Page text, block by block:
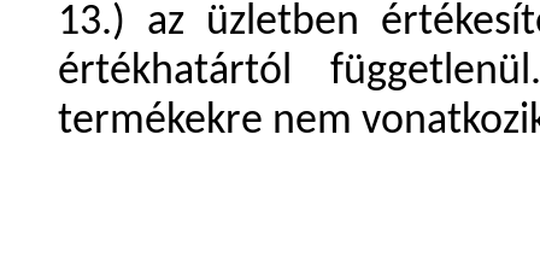
13.) az üzletben
értékhatártól
termékekre nem